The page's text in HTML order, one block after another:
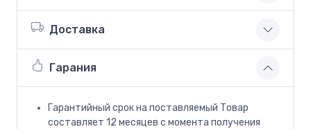
Доставка
Гарания
Гарантийный срок на поставляемый Товар
составляет 12 месяцев с момента получения